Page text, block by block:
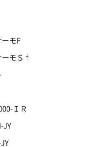
ーモF
モＳｉ
ＩＲ
JY